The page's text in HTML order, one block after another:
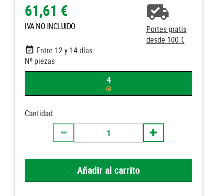
61,61 €
IVA NO INCLUIDO
Portes gratis
desde 100 €
Entre 12 y 14 días
Nº piezas
4
Cantidad
Añadir al carrito